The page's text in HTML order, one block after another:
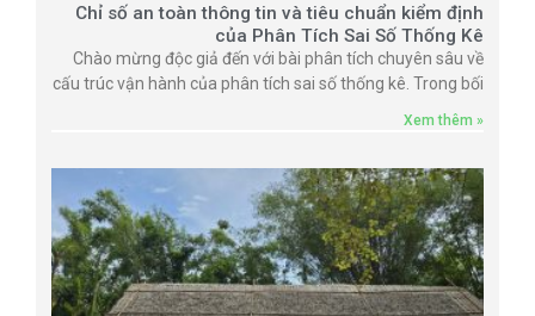
Chỉ số an toàn thông tin và tiêu chuẩn kiểm định
của Phân Tích Sai Số Thống Kê
Chào mừng độc giả đến với bài phân tích chuyên sâu về
cấu trúc vận hành của phân tích sai số thống kê. Trong bối
Xem thêm »